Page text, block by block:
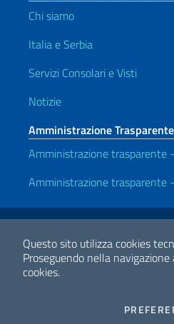
Questo sito utilizza cookies
Proseguendo nella
cookies.
Chi siamo
Italia e Serbia
Servizi Consolari e Visti
Notizie
Amministrazione Trasparente
Amministrazione trasparente
Amministrazione trasparente
Link Utili